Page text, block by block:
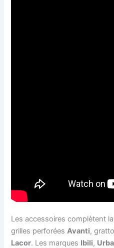
Les accessoires complètent
grilles perforéesAvanti,
Lacor. Les marques Ibili,